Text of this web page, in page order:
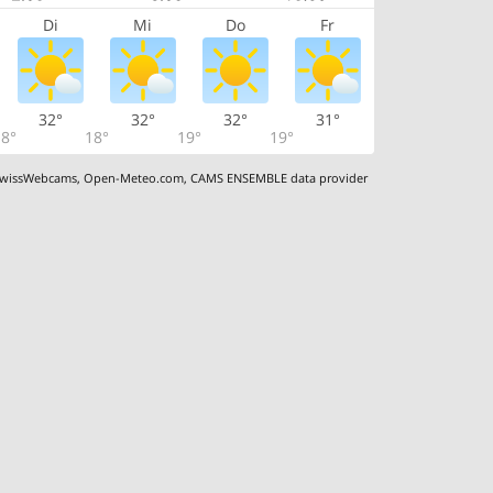
Di Mi Do Fr
32°
18°
32°
19°
32°
19°
31°
,Open-Meteo.com,CAMS ENSEMBLE data provider